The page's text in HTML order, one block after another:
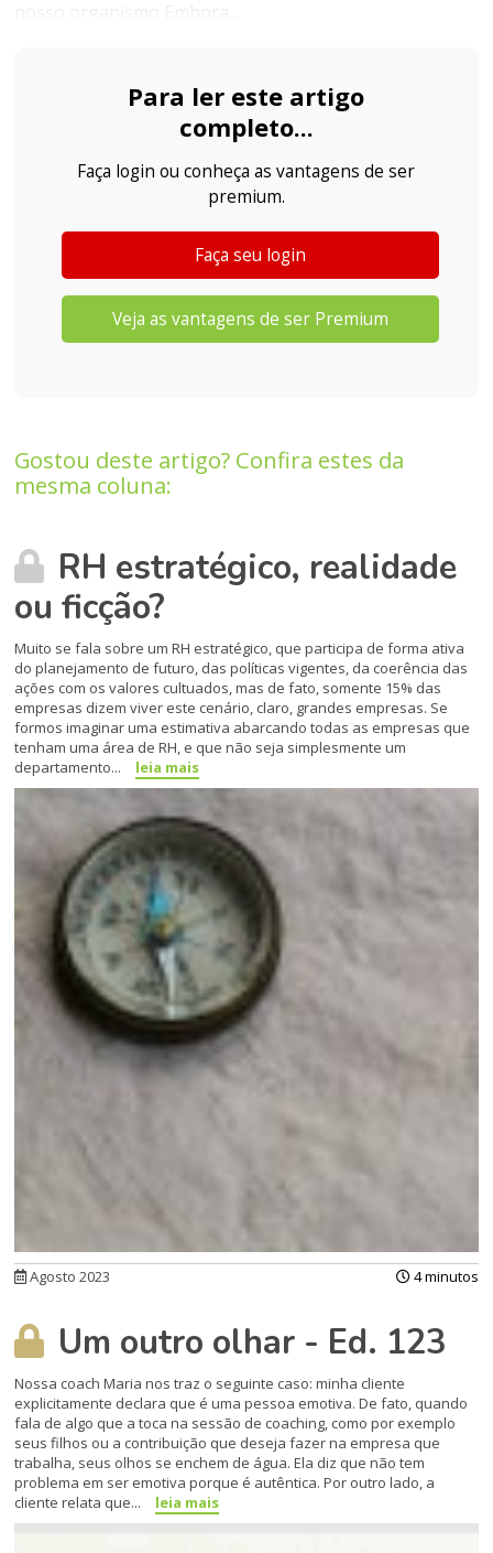
Para ler este artigo
completo...
Faça login ou conheça as vantagens de ser
premium.
Faça seu login
Veja as vantagens de ser Premium
Gostou deste artigo? Confira estes da
mesma coluna:
RH estratégico, realidade
ou ficção?
Muito se fala sobre um RH estratégico, que participa de forma ativa
do planejamento de futuro, das políticas vigentes, da coerência das
ações com os valores cultuados, mas de fato, somente 15% das
empresas dizem viver este cenário, claro, grandes empresas. Se
formos imaginar uma estimativa abarcando todas as empresas que
tenham uma área de RH, e que não seja simplesmente um
departamento...
leia mais
Agosto 2023 4 minutos
Um outro olhar - Ed. 123
Nossa coach Maria nos traz o seguinte caso: minha cliente
explicitamente declara que é uma pessoa emotiva. De fato, quando
fala de algo que a toca na sessão de coaching, como por exemplo
seus filhos ou a contribuição que deseja fazer na empresa que
trabalha, seus olhos se enchem de água. Ela diz que não tem
problema em ser emotiva porque é autêntica. Por outro lado, a
cliente relata que...
leia mais